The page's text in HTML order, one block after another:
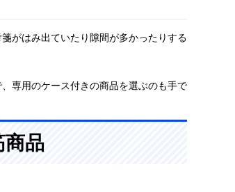
がはみ出ていたり隙間が多かったりする
専用のケース付きの商品を選ぶのも手で
商品